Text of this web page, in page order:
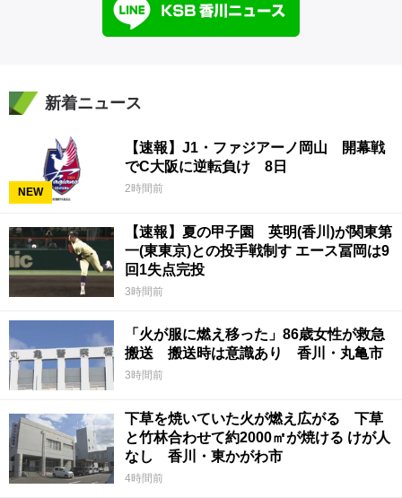
新着ニュース
NEW
【速報】J1・ファジアーノ岡山 開幕戦
でC大阪に逆転負け 8日
2時間前
【速報】夏の甲子園 英明(香川)が関東第
一(東東京)との投手戦制す エース冨岡は9
回1失点完投
3時間前
「火が服に燃え移った」86歳女性が救急
搬送 搬送時は意識あり 香川・丸亀市
3時間前
下草を焼いていた火が燃え広がる 下草
と竹林合わせて約2000㎡が焼ける けが人
なし 香川・東かがわ市
4時間前